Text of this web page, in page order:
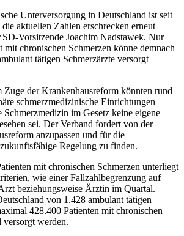
Unterversorgung in Deutschland ist seit
aktuellen Zahlen erschrecken erneut
Vorsitzende Joachim Nadstawek. Nur
mit chronischen Schmerzen könne demnach
tätigen Schmerzärzte versorgt
Zuge der Krankenhausreform könnten rund
schmerzmedizinische Einrichtungen
im Gesetz keine eigene
sei. Der Verband fordert von der
anzupassen und für die
Regelung zu finden.
mit chronischen Schmerzen unterliegt
wie einer Fallzahlbegrenzung auf
beziehungsweise Ärztin im Quartal.
von 1.428 ambulant tätigen
428.400 Patienten mit chronischen
versorgt werden.